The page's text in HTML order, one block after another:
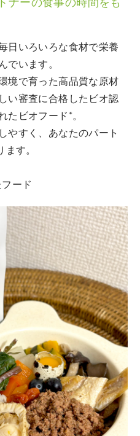
ナーの食事の時間をも
日いろいろな食材で栄養
でいます。
境で育った高品質な原材
い審査に合格したビオ認
たビオフード*。
やすく、あなたのパート
ます。
ード